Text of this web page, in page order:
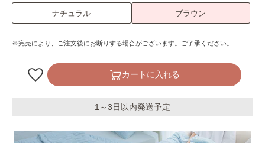
ナチュラル ブラウン
※完売により、ご注文後にお断りする場合がございます。ご了承ください。
カートに入れる
1～3日以内発送予定